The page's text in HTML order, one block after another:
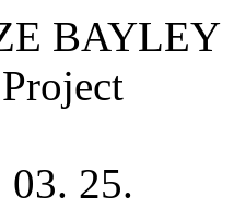
BAYLEY
03. 25.